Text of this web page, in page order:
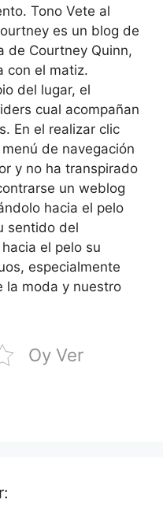
Tono Vete al
es un blog de
de Courtney Quinn,
con el matiz.
del lugar, el
cual acompañan
En el realizar clic
de navegación
y no ha transpirado
un weblog
hacia el pelo
sentido del
el pelo su
especialmente
la moda y nuestro
Oy Ver